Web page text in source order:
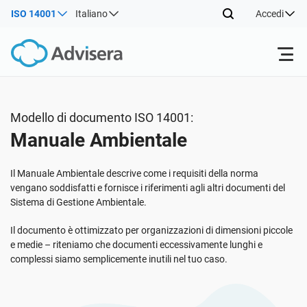
ISO 14001 Italiano Accedi
ISO 27001
NIS2
DORA
Risorse gratuite
Per tipo
Da dove cominciare
Settori
Consulenti
Chi Siamo
Modello di documento ISO 14001:
Manuale Ambientale
Il Manuale Ambientale descrive come i requisiti della norma
vengano soddisfatti e fornisce i riferimenti agli altri documenti del
Sistema di Gestione Ambientale.
Il documento è ottimizzato per organizzazioni di dimensioni piccole
e medie – riteniamo che documenti eccessivamente lunghi e
complessi siamo semplicemente inutili nel tuo caso.